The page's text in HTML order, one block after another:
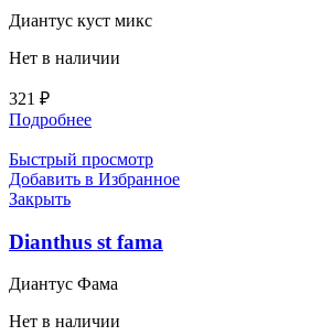
Диантус куст микс
Нет в наличии
321 ₽
Подробнее
Быстрый просмотр
Добавить в Избранное
Закрыть
Dianthus st fama
Диантус Фама
Нет в наличии